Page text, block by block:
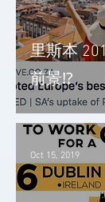
里斯本
前景⁉️
Oct 15, 2019